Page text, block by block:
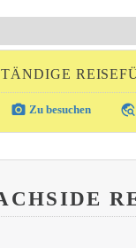
photo_camera Zu besuchen travel_explore